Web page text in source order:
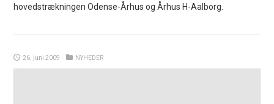
hovedstrækningen Odense-Århus og Århus H-Aalborg.
26. juni 2009 NYHEDER